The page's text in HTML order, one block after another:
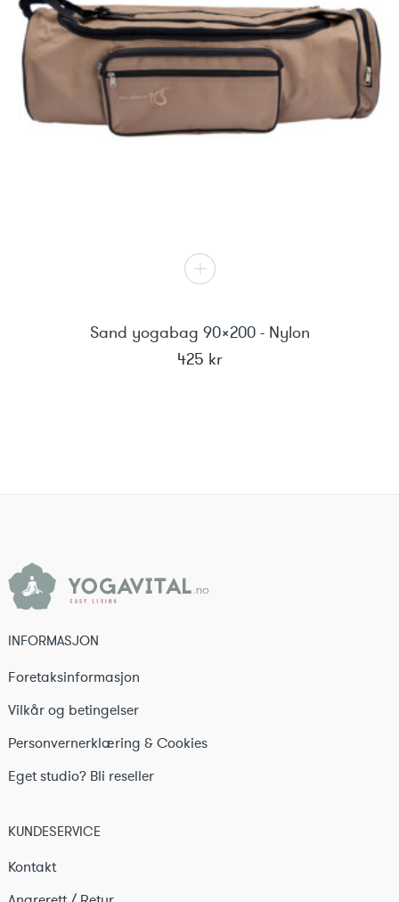
Sand yogabag 90x200 - Nylon
425 kr
INFORMASJON
Foretaksinformasjon
Vilkår og betingelser
Personvernerklæring & Cookies
Eget studio? Bli reseller
KUNDESERVICE
Kontakt